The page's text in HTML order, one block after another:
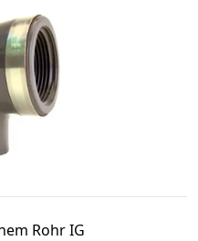
Rohr IG